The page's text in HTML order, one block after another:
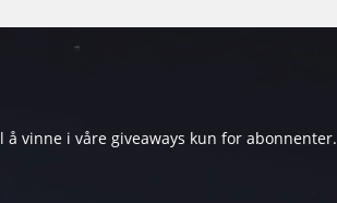
vinne i våre giveaways kun for abonnenter.